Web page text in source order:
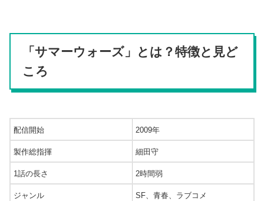
「サマーウォーズ」とは？特徴と見ど
ころ
配信開始 2009年
製作総指揮 細田守
1話の長さ 2時間弱
ジャンル SF、青春、ラブコメ